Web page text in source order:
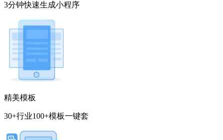
3分钟快速生成小程序
精美模板
30+行业100+模板一键套